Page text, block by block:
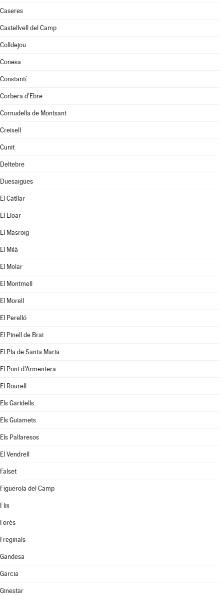
Caseres
Castellvell del Camp
Colldejou
Conesa
Constantí
Corbera d'Ebre
Cornudella de Montsant
Creixell
Cunit
Deltebre
Duesaigües
El Catllar
El Lloar
El Masroig
El Milà
El Molar
El Montmell
El Morell
El Perelló
El Pinell de Brai
El Pla de Santa Maria
El Pont d'Armentera
El Rourell
Els Garidells
Els Guiamets
Els Pallaresos
El Vendrell
Falset
Figuerola del Camp
Flix
Forès
Freginals
Gandesa
Garcia
Ginestar